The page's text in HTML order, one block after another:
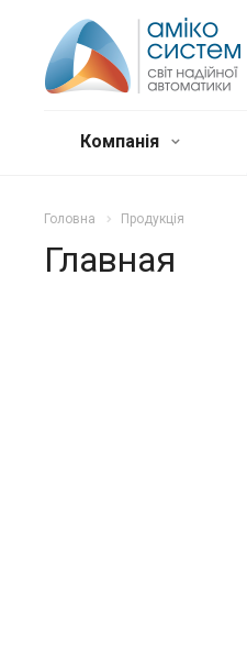
Компанія
Головна Продукція
Главная